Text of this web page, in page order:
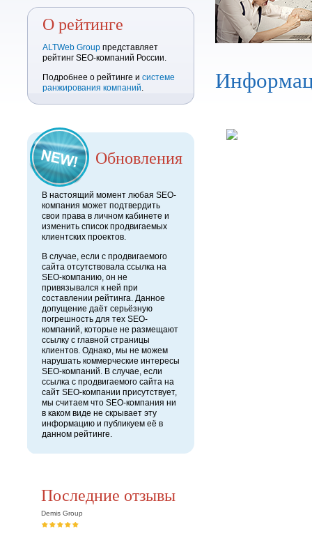
О рейтинге
ALTWeb Group представляет
рейтинг SEO-компаний России.
Подробнее о рейтинге и системе
ранжирования компаний.
Обновления
В настоящий момент любая SEO-
компания может подтвердить
свои права в личном кабинете и
изменить список продвигаемых
клиентских проектов.
В случае, если с продвигаемого
сайта отсутствовала ссылка на
SEO-компанию, он не
привязывался к ней при
составлении рейтинга. Данное
допущение даёт серьёзную
погрешность для тех SEO-
компаний, которые не размещают
ссылку с главной страницы
клиентов. Однако, мы не можем
нарушать коммерческие интересы
SEO-компаний. В случае, если
ссылка с продвигаемого сайта на
сайт SEO-компании присутствует,
мы считаем что SEO-компания ни
в каком виде не скрывает эту
информацию и публикуем её в
данном рейтинге.
Последние отзывы
Demis Group